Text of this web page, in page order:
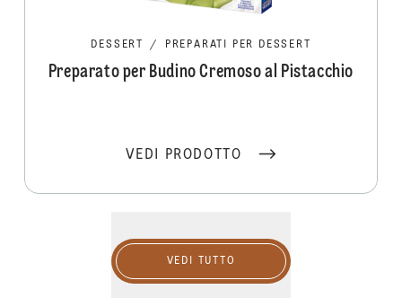
DESSERT / PREPARATI PER DESSERT
Preparato per Budino Cremoso al Pistacchio
VEDI PRODOTTO
VEDI TUTTO